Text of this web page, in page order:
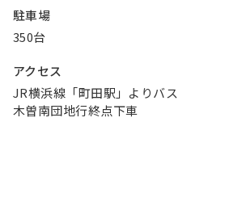
駐車場
350台
アクセス
JR横浜線「町田駅」よりバス
木曽南団地行終点下車